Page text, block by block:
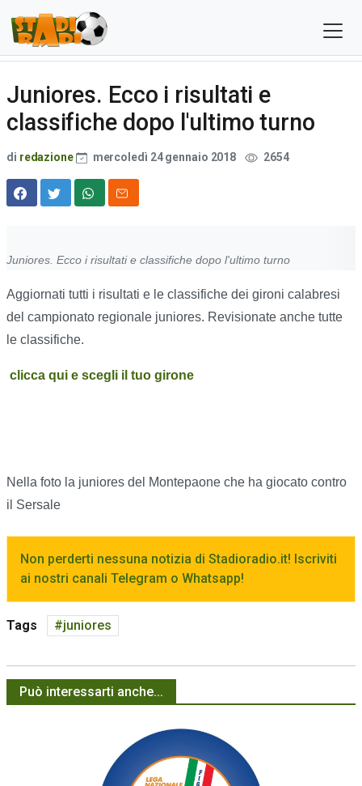
Juniores. Ecco i risultati e
classifiche dopo l'ultimo turno
di redazione mercoledì 24 gennaio 2018 2654
Juniores. Ecco i risultati e classifiche dopo l'ultimo turno
Aggiornati tutti i risultati e le classifiche dei gironi calabresi
del campionato regionale juniores. Revisionate anche tutte
le classifiche.
clicca qui e scegli il tuo girone
Nella foto la juniores del Montepaone che ha giocato contro
il Sersale
Non perderti nessuna notizia di Stadioradio.it! Iscriviti
ai nostri canali Telegram o Whatsapp!
Tags juniores
Può interessarti anche...